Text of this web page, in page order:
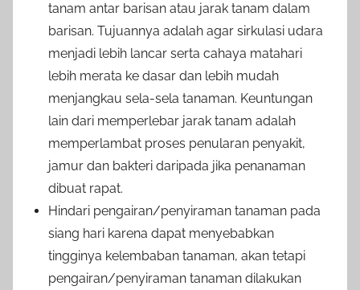
tanam antar barisan atau jarak tanam dalam
barisan. Tujuannya adalah agar sirkulasi udara
menjadi lebih lancar serta cahaya matahari
lebih merata ke dasar dan lebih mudah
menjangkau sela-sela tanaman. Keuntungan
lain dari memperlebar jarak tanam adalah
memperlambat proses penularan penyakit,
jamur dan bakteri daripada jika penanaman
dibuat rapat.
Hindari pengairan/penyiraman tanaman pada
siang hari karena dapat menyebabkan
tingginya kelembaban tanaman, akan tetapi
pengairan/penyiraman tanaman dilakukan